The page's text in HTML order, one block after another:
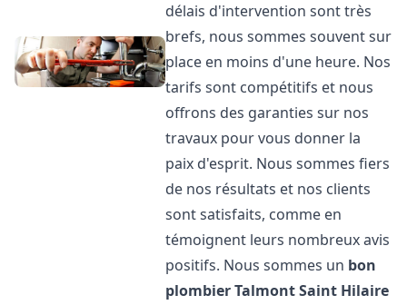
délais d'intervention sont très
brefs, nous sommes souvent sur
place en moins d'une heure. Nos
tarifs sont compétitifs et nous
offrons des garanties sur nos
travaux pour vous donner la
paix d'esprit. Nous sommes fiers
de nos résultats et nos clients
sont satisfaits, comme en
témoignent leurs nombreux avis
positifs. Nous sommes un bon
plombierTalmont Saint Hilaire